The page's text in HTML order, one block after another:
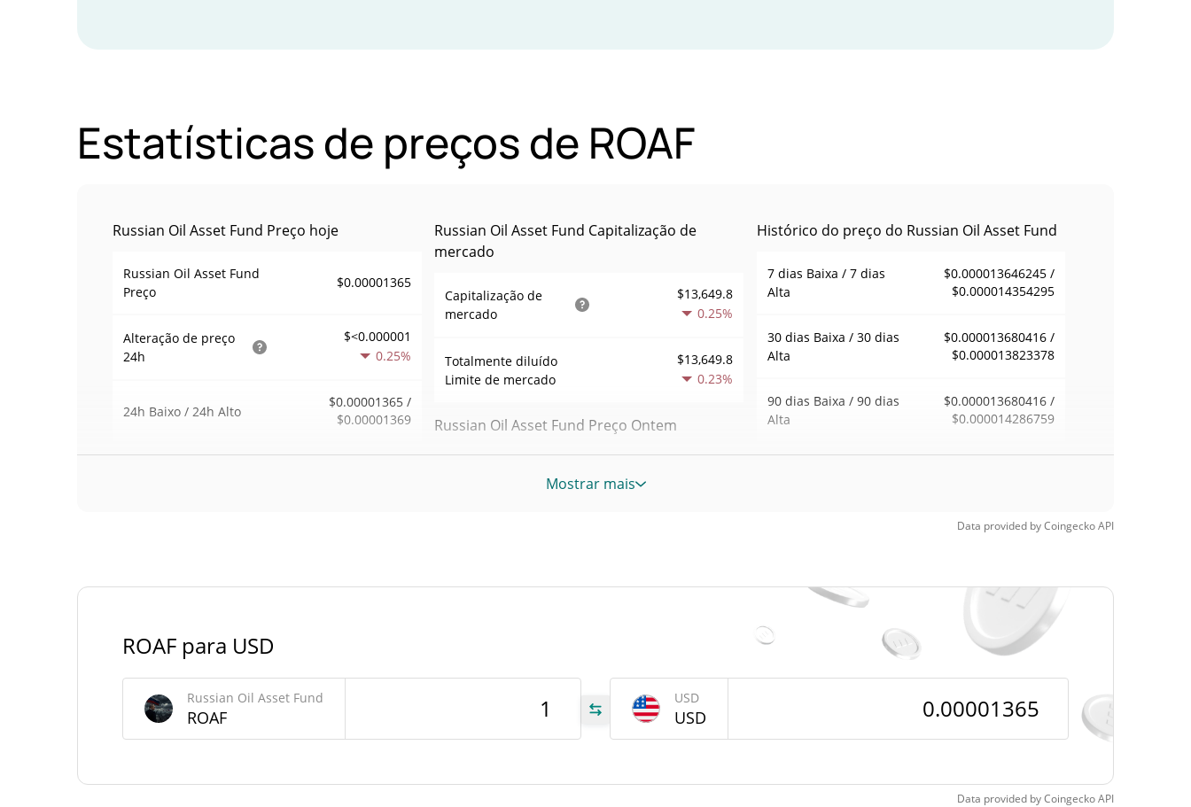
Estatísticas de preços de ROAF
Russian Oil Asset Fund Preço hoje
Russian Oil Asset Fund
Preço
$0.00001365
Alteração de preço
24h
$<0.000001
0.25%
24h Baixo / 24h Alto
$0.00001365 /
$0.00001369
Posição de mercado
Fornecimento de Russian Oil Asset Fund
Fornecimento em
circulação
999,999,869 ROAF
Fornecimento total 999,999,869 ROAF
Russian Oil Asset Fund Capitalização de
mercado
Capitalização de
mercado
$13,649.8
0.25%
Totalmente diluído
Limite de mercado
$13,649.8
0.23%
Russian Oil Asset Fund Preço Ontem
Baixa / Alta de ontem
$0.000013683358
Histórico do preço do Russian Oil Asset Fund
7 dias Baixa / 7 dias
Alta
$0.000013646245 /
$0.000014354295
30 dias Baixa / 30 dias
Alta
$0.000013680416 /
$0.000013823378
90 dias Baixa / 90 dias
Alta
$0.000013680416 /
$0.000014286759
Baixa de todos os
tempos
Jul 26, 2026 (11 dias atrás)
$0.00001354
0.82%
Mostrar mais
Data provided byCoingeckoAPI
ROAF para USD
Russian Oil Asset Fund
ROAF
USD
USD
Data provided byCoingeckoAPI